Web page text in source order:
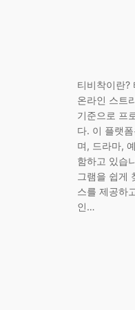
티비착이란?
온라인 스트
기준으로 프
다. 이 플랫
며, 드라마,
함하고 있습
그램을 쉽게
스를 제공하
인…